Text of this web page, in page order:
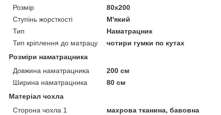
Розмір
80x200
Ступінь жорсткості
М'який
Тип
Наматрацник
Тип кріплення до матрацу
чотири гумки по кутах
Розміри наматрацника
Довжина наматрацника
200 см
Ширина наматрацника
80 см
Матеріал чохла
Сторона чохла 1
махрова тканина, бавовна